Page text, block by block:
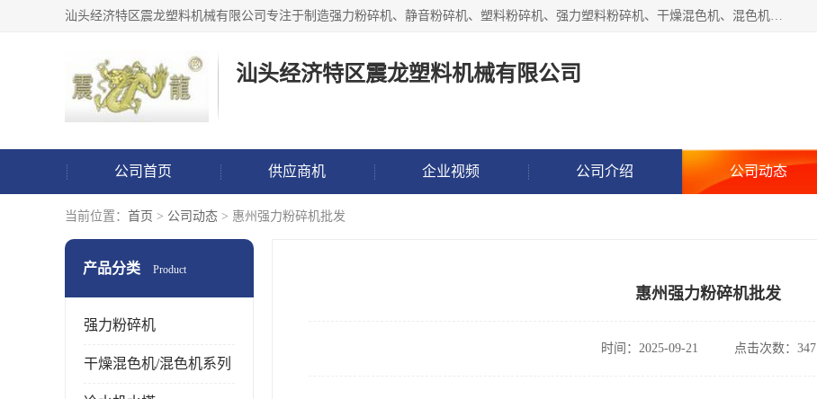
汕头经济特区震龙塑料机械有限公司专注于制造强力粉碎机、静音粉碎机、塑料粉碎机、强力塑料粉碎机、干燥混色机、混色机、冷水机、上料机等塑料辅助机械。
汕头经济特区震龙塑料机械有限公司
公司首页 供应商机 企业视频 公司介绍 公司动态
当前位置： 首页 > 公司动态 > 惠州强力粉碎机批发
产品分类 Product
强力粉碎机
干燥混色机/混色机系列
惠州强力粉碎机批发
时间：2025-09-21 点击次数：347